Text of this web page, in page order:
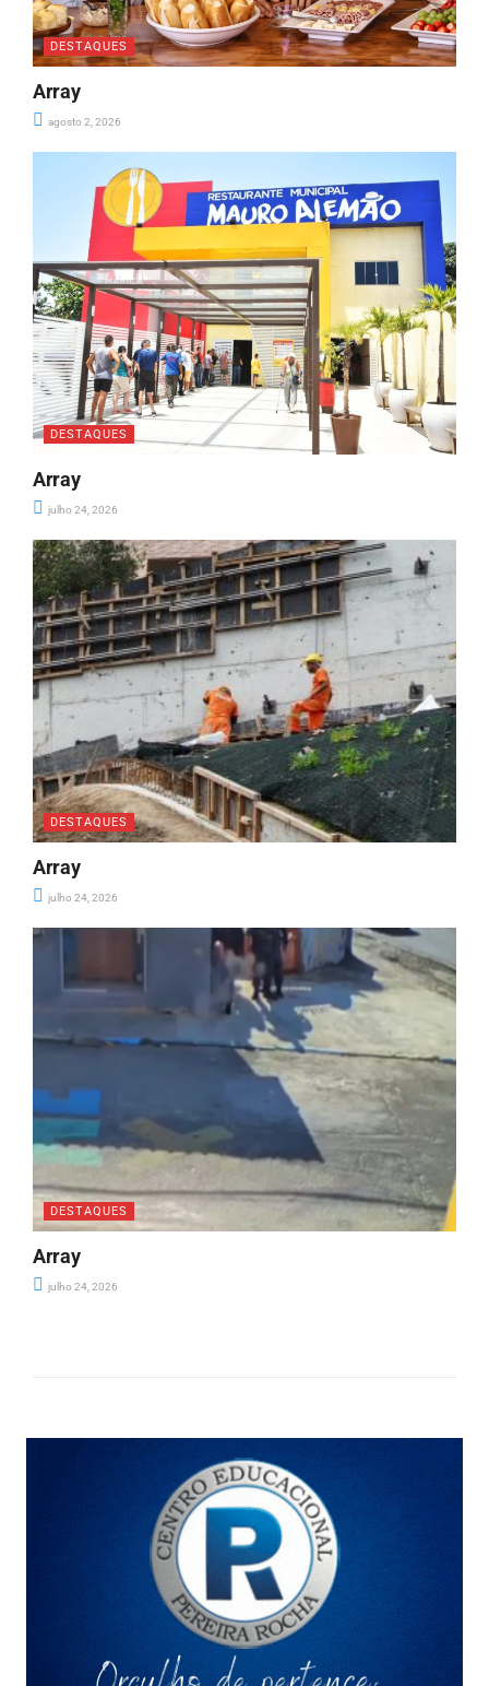
DESTAQUES
Array
agosto 2, 2026
DESTAQUES
Array
julho 24, 2026
DESTAQUES
Array
julho 24, 2026
DESTAQUES
Array
julho 24, 2026